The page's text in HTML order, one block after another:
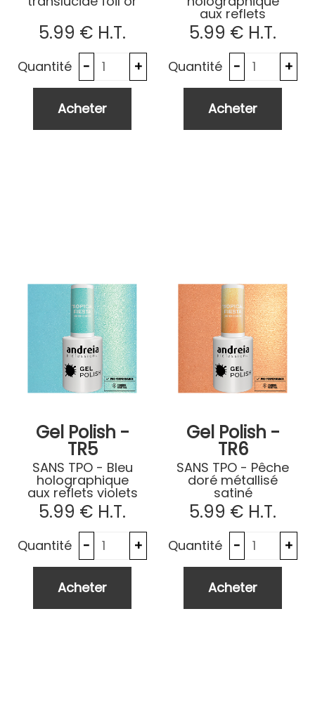
5.99 € H.T.
Quantité
aux reflets
métallisés
5.99 € H.T.
Quantité
Gel Polish -
TR5
SANS TPO - Bleu
holographique
aux reflets violets
5.99 € H.T.
Quantité
Gel Polish -
TR6
SANS TPO - Pêche
doré métallisé
satiné
5.99 € H.T.
Quantité